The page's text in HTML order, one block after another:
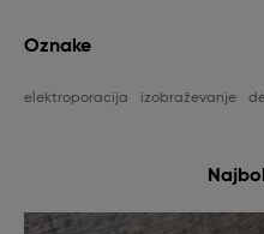
Oznake
elektroporacija izobraževanje